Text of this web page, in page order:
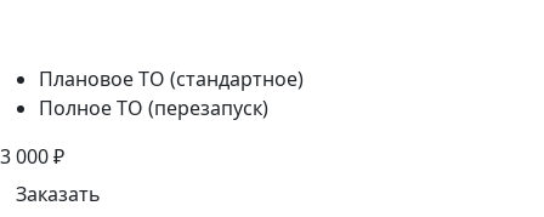
Плановое ТО (стандартное)
Полное ТО (перезапуск)
3 000₽
Заказать